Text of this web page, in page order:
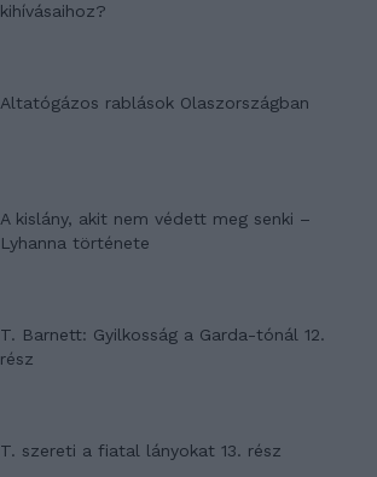
kihívásaihoz?
Altatógázos rablások Olaszországban
A kislány, akit nem védett meg senki –
Lyhanna története
T. Barnett: Gyilkosság a Garda-tónál 12.
rész
T. szereti a fiatal lányokat 13. rész